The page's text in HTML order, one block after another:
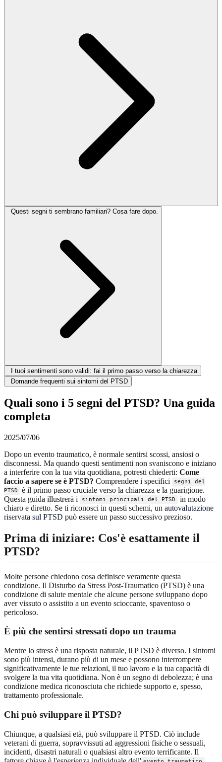
Questi segni ti sembrano familiari? Cosa fare dopo.
I tuoi sentimenti sono validi: fai il primo passo verso la chiarezza
Domande frequenti sui sintomi del PTSD
Quali sono i 5 segni del PTSD? Una guida
completa
2025/07/06
Dopo un evento traumatico, è normale sentirsi scossi, ansiosi o
disconnessi. Ma quando questi sentimenti non svaniscono e iniziano
a interferire con la tua vita quotidiana, potresti chiederti: Come
faccio a sapere se è PTSD? Comprendere i specifici
segni del
PTSD
è il primo passo cruciale verso la chiarezza e la guarigione.
Questa guida illustrerà i
sintomi principali del PTSD
in modo
chiaro e diretto. Se ti riconosci in questi schemi, un autovalutazione
riservata sul PTSD può essere un passo successivo prezioso.
Prima di iniziare: Cos'è esattamente il
PTSD?
Molte persone chiedono cosa definisce veramente questa
condizione. Il Disturbo da Stress Post-Traumatico (PTSD) è una
condizione di salute mentale che alcune persone sviluppano dopo
aver vissuto o assistito a un evento scioccante, spaventoso o
pericoloso.
È più che sentirsi stressati dopo un trauma
Mentre lo stress è una risposta naturale, il PTSD è diverso. I sintomi
sono più intensi, durano più di un mese e possono interrompere
significativamente le tue relazioni, il tuo lavoro e la tua capacità di
svolgere la tua vita quotidiana. Non è un segno di debolezza; è una
condizione medica riconosciuta che richiede supporto e, spesso,
trattamento professionale.
Chi può sviluppare il PTSD?
Chiunque, a qualsiasi età, può sviluppare il PTSD. Ciò include
veterani di guerra, sopravvissuti ad aggressioni fisiche o sessuali,
incidenti, disastri naturali o qualsiasi altro evento terrificante. Il